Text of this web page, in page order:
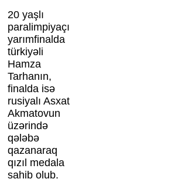
20 yaşlı
paralimpiyaçı
yarımfinalda
türkiyəli
Hamza
Tarhanın,
finalda isə
rusiyalı Asxat
Akmatovun
üzərində
qələbə
qazanaraq
qızıl medala
sahib olub.